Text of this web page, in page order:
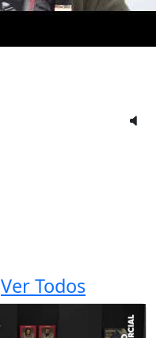
Ver Todos